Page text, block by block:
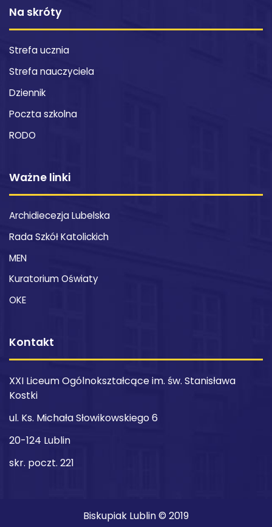
Na skróty
Strefa ucznia
Strefa nauczyciela
Dziennik
Poczta szkolna
RODO
Ważne linki
Archidiecezja Lubelska
Rada Szkół Katolickich
MEN
Kuratorium Oświaty
OKE
Kontakt
XXI Liceum Ogólnokształcące im. św. Stanisława
Kostki
ul. Ks. Michała Słowikowskiego 6
20-124 Lublin
skr. poczt. 221
Biskupiak Lublin © 2019